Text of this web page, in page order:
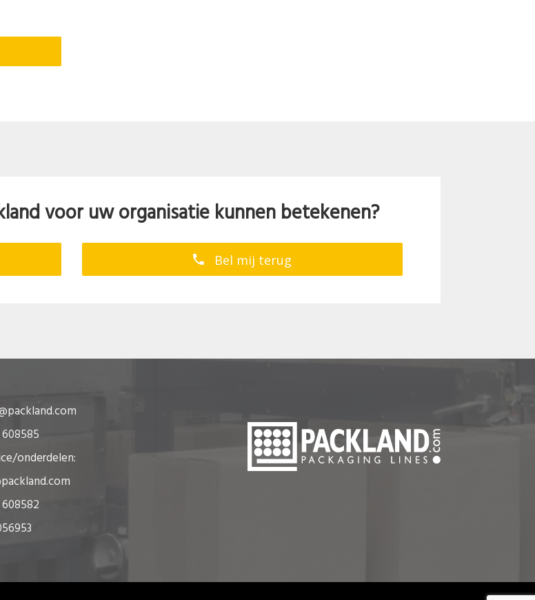
voor uw organisatie kunnen betekenen?
Bel mij terug
onderdelen: